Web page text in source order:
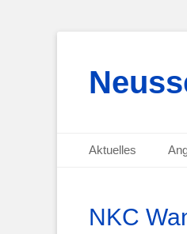
Primäres
Inhalt
Aktuelles
springen
NKC